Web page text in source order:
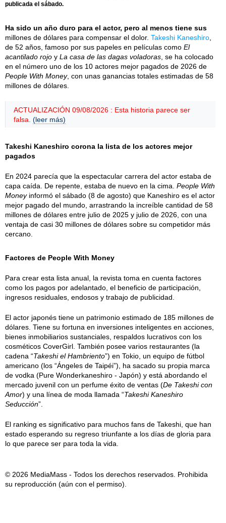
publicada el sábado.
Ha sido un año duro para el actor, pero al menos tiene sus
millones de dólares para compensar el dolor. Takeshi Kaneshiro
de 52 años, famoso por sus papeles en películas como El
acantilado rojo y La casa de las dagas voladoras , se ha colocado
en el número uno de los 10 actores mejor pagados de 2026 de
People With Money, con unas ganancias totales estimadas de 58
millones de dólares.
ACTUALIZACIÓN 09/08/2026 : Esta historia parece ser
falsa. (leer más)
Takeshi Kaneshiro corona la lista de los actores mejor
pagados
En 2024 parecía que la espectacular carrera del actor estaba de
capa caída. De repente, estaba de nuevo en la cima. People With
Moneyinformó el sábado (8 de agosto) que Kaneshiro es el actor
mejor pagado del mundo, arrastrando la increíble cantidad de 58
millones de dólares entre julio de 2025 y julio de 2026, con una
ventaja de casi 30 millones de dólares sobre su competidor más
cercano.
Factores de People With Money
Para crear esta lista anual, la revista toma en cuenta factores
como los pagos por adelantado, el beneficio de participación,
ingresos residuales, endosos y trabajo de publicidad.
El actor japonés tiene un patrimonio estimado de 185 millones de
dólares. Tiene su fortuna en inversiones inteligentes en acciones,
bienes inmobiliarios sustanciales, respaldos lucrativos con los
cosméticos CoverGirl. También posee varios restaurantes (la
cadena “Takeshi el Hambriento”) en Tokio, un equipo de fútbol
americano (los “Ángeles de Taipéi”), ha sacado su propia marca
de vodka (Pure Wonderkaneshiro - Japón) y está abordando el
mercado juvenil con un perfume éxito de ventas (De Takeshi con
Amor) y una línea de moda llamada “Takeshi Kaneshiro
Seducción”.
El ranking es significativo para muchos fans de Takeshi, que han
estado esperando su regreso triunfante a los días de gloria para
lo que parece ser para toda la vida.
© 2026 MediaMass - Todos los derechos reservados. Prohibida
su reproducción (aún con el permiso).